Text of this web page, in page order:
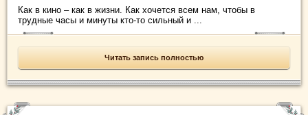
Как в кино – как в жизни. Как хочется всем нам, чтобы в
трудные часы и минуты кто-то сильный и ...
Читать запись полностью